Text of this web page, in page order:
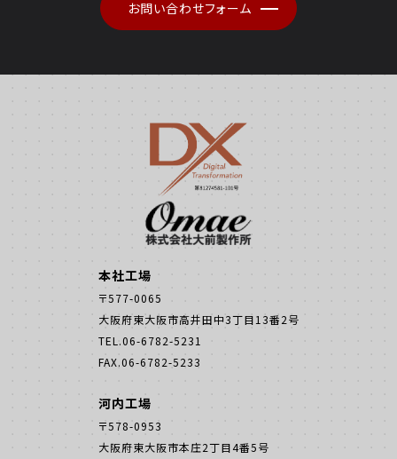
お問い合わせフォーム
本社工場
〒577-0065
大阪府東大阪市高井田中3丁目13番2号
TEL.06-6782-5231
FAX.06-6782-5233
河内工場
〒578-0953
大阪府東大阪市本庄2丁目4番5号